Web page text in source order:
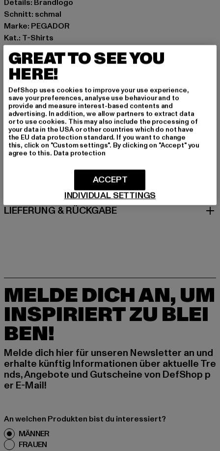
Details: Brandlogo
Schnitt: schmal
Marke: PEGADOR
Kat.: T-Shirts
Farbe: weiß
Hersteller Farbe: white
Materialzusammensetzung: 95% Baumwolle, 5%
Elasthan
Art.Nr: PGDR7236-00220
Hersteller: Pegador GmbH |support@pegador.com
Hollefeldstraße 16 | 48282 Emsdetten | DE
GRÖSSE & PASSFORM
PFLEGEHINWEISE
LIEFERUNG & RÜCKGABE
MELDE DICH AN, UM
INSPIRIERT ZU BLEI
BEN!
Melde dich hier für unseren Newsletter an und
erhalte künftig Informationen über aktuelle Tre
nds, Angebote und Gutscheine von DefShop p
er E-Mail!
An welchen Produkten bist du interessiert?
MÄNNER
FRAUEN
GREAT TO SEE YOU
HERE!
DefShop uses cookies to improve your use experience,
save your preferences, analyse use behaviour and to
provide and measure interest-based contents and
advertising. In addition, we allow partners to extract data
or to use cookies. This may also include the processing of
your data in the USA or other countries which do not have
the EU data protection standard. If you want to change
this, click on "Custom settings". By clicking on "Accept" you
agree to this. Data protection
INDIVIDUAL SETTINGS
ACCEPT